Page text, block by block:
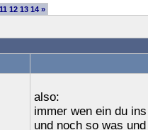
11 12 13 14 »
also:
immer wen ein du
und noch so was